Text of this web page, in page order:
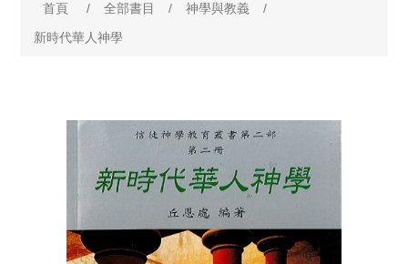
首頁 / 全部書目 / 神學與教義
/
新時代華人神學